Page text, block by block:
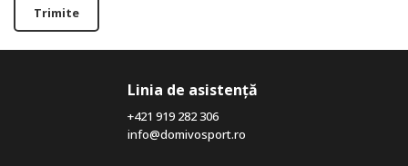
Trimite
Linia de asistență
+421 919 282 306
info@domivosport.ro